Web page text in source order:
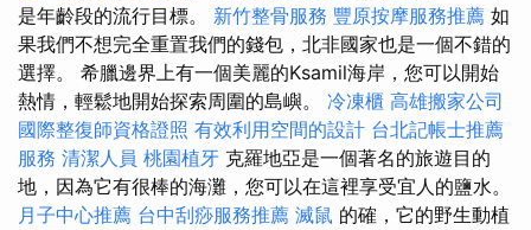
是年齡段的流行目標。 新竹整骨服務 豐原按摩服務推薦 如
果我們不想完全重置我們的錢包，北非國家也是一個不錯的
選擇。 希臘邊界上有一個美麗的Ksamil海岸，您可以開始
熱情，輕鬆地開始探索周圍的島嶼。 冷凍櫃 高雄搬家公司
國際整復師資格證照 有效利用空間的設計 台北記帳士推薦
服務 清潔人員 桃園植牙 克羅地亞是一個著名的旅遊目的
地，因為它有很棒的海灘，您可以在這裡享受宜人的鹽水。
月子中心推薦 台中刮痧服務推薦 滅鼠 的確，它的野生動植